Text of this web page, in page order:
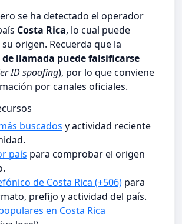
se ha detectado el operador
Costa Rica, lo cual puede
origen. Recuerda que la
llamada puede falsificarse
ID spoofing), por lo que conviene
por canales oficiales.
buscados y actividad reciente
país para comprobar el origen
de Costa Rica (+506) para
prefijo y actividad del país.
en Costa Rica